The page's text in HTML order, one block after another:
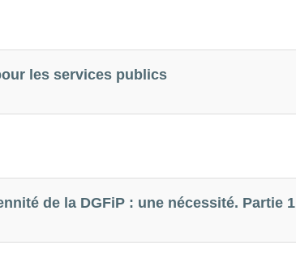
les services publics
de la DGFiP : une nécessité. Partie 1